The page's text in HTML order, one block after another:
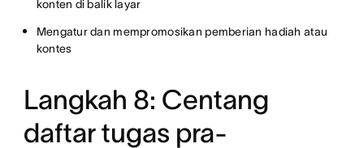
konten di balik layar
Mengatur dan mempromosikan pemberian hadiah atau
kontes
Langkah 8: Centang
daftar tugas pra-